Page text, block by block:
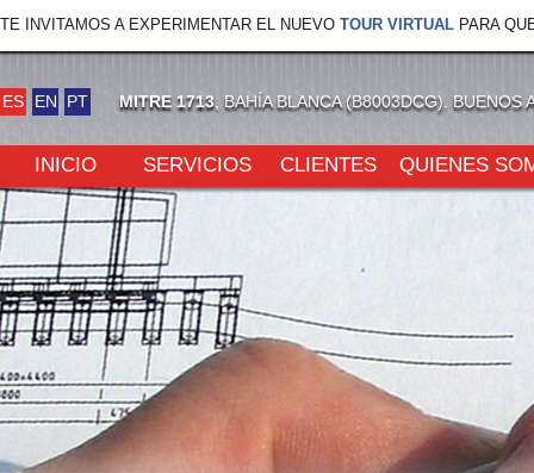
INICIO SERVICIOS CLIENTES QUIENES
ES EN PT MITRE 1713 , BAHÍA BLANCA (B8003DCG). BUENOS
TE INVITAMOS A EXPERIMENTAR EL NUEVO TOUR VIRTUAL PARA